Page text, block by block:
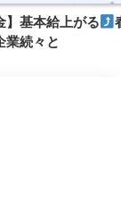
】基本給上がる
業続々と